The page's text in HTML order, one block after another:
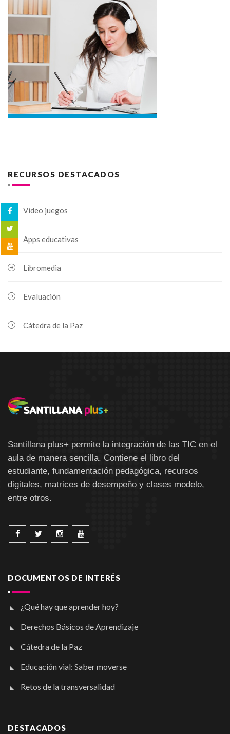
RECURSOS DESTACADOS
Video juegos
Apps educativas
Libromedia
Evaluación
Cátedra de la Paz
Santillana plus+ permite la integración de las TIC en el
aula de manera sencilla. Contiene el libro del
estudiante, fundamentación pedagógica, recursos
digitales, matrices de desempeño y clases modelo,
entre otros.
DOCUMENTOS DE INTERÉS
¿Qué hay que aprender hoy?
Derechos Básicos de Aprendizaje
Cátedra de la Paz
Educación vial: Saber moverse
Retos de la transversalidad
DESTACADOS